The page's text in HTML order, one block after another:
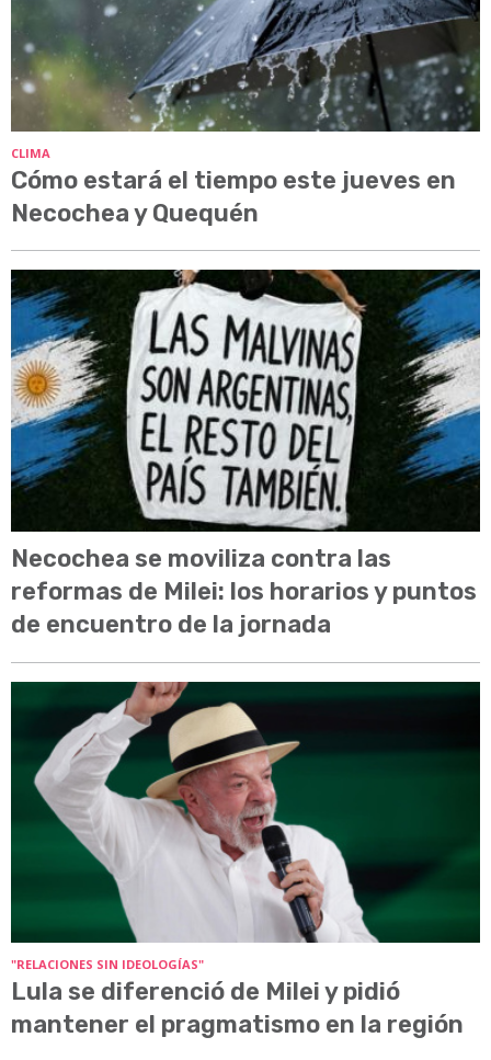
CLIMA
Cómo estará el tiempo este jueves en
Necochea y Quequén
Necochea se moviliza contra las
reformas de Milei: los horarios y puntos
de encuentro de la jornada
"RELACIONES SIN IDEOLOGÍAS"
Lula se diferenció de Milei y pidió
mantener el pragmatismo en la región